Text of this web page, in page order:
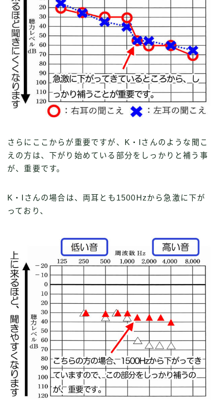
さらにここからが重要ですが、K・Iさんのような聞こ
えの方は、下がり始めている部分をしっかりと補う事
が、重要です。
K・Iさんの場合は、両耳とも1500Hzから急激に下が
っており、